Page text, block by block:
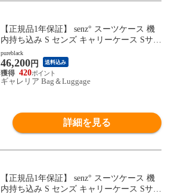
【正規品1年保証】 senz° スーツケース 機
内持ち込み S センズ キャリーケース Sサイ
ズ コンパクト 出張 旅行 折りたたみ 38L 3
～4泊 耐水性 拡張 小型 TSA 静音 senz Fold
away carry on trolley SZ-8801
pureblack
46,200円 送料込み
420
ギャレリア Bag＆Luggage
詳細を見る
【正規品1年保証】 senz° スーツケース 機
内持ち込み S センズ キャリーケース Sサイ